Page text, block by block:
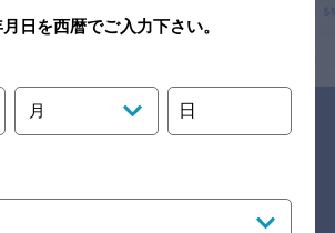
情報提供：ぐるなび
関連リンク
日を西暦でご入力下さい。
月 日